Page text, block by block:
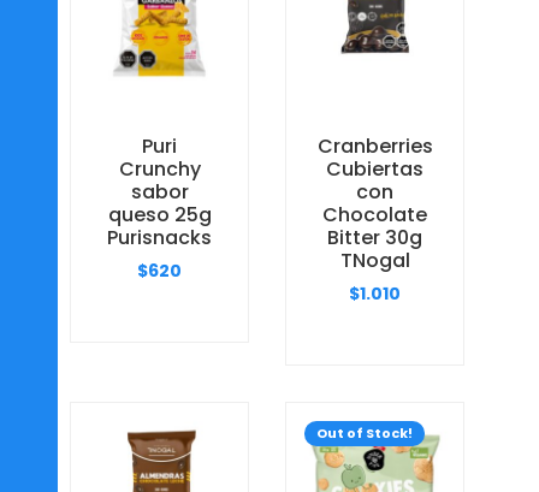
Puri
Crunchy
sabor
queso 25g
Purisnacks
$620
Cranberries
Cubiertas
con
Chocolate
Bitter 30g
TNogal
$1.010
Out of Stock!